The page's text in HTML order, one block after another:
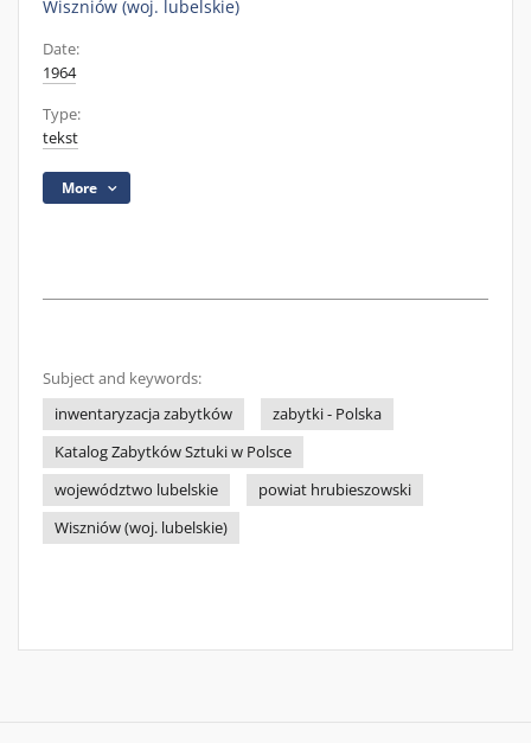
Wiszniów (woj. lubelskie)
Date:
1964
Type:
tekst
More
Subject and keywords:
inwentaryzacja zabytków
zabytki - Polska
Katalog Zabytków Sztuki w Polsce
województwo lubelskie
powiat hrubieszowski
Wiszniów (woj. lubelskie)